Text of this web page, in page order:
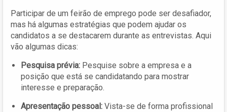
Participar de um feirão de emprego pode ser desafiador,
mas há algumas estratégias que podem ajudar os
candidatos a se destacarem durante as entrevistas. Aqui
vão algumas dicas:
Pesquisa prévia: Pesquise sobre a empresa e a
posição que está se candidatando para mostrar
interesse e preparação.
Apresentação pessoal: Vista-se de forma profissional